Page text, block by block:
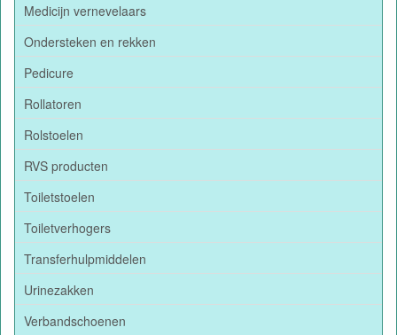
Medicijn vernevelaars
Ondersteken en rekken
Pedicure
Rollatoren
Rolstoelen
RVS producten
Toiletstoelen
Toiletverhogers
Transferhulpmiddelen
Urinezakken
Verbandschoenen